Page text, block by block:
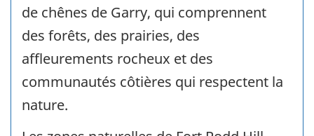
de chênes de Garry, qui comprennent
des forêts, des prairies, des
affleurements rocheux et des
communautés côtières qui respectent la
nature.